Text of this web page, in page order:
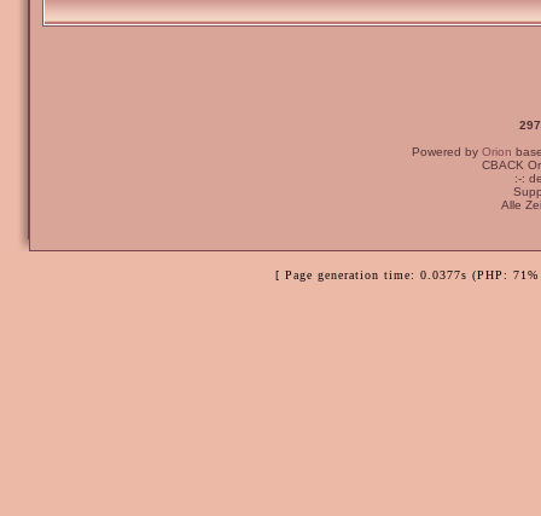
Powered by Orion
CBACK
:-:
Alle
[ Page generation time: 0.0377s (PHP: